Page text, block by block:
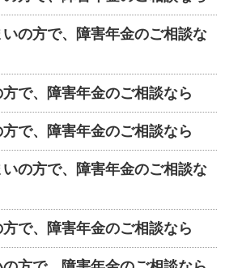
の方で、障害年金のご相談な
で、障害年金のご相談なら
で、障害年金のご相談なら
の方で、障害年金のご相談な
で、障害年金のご相談なら